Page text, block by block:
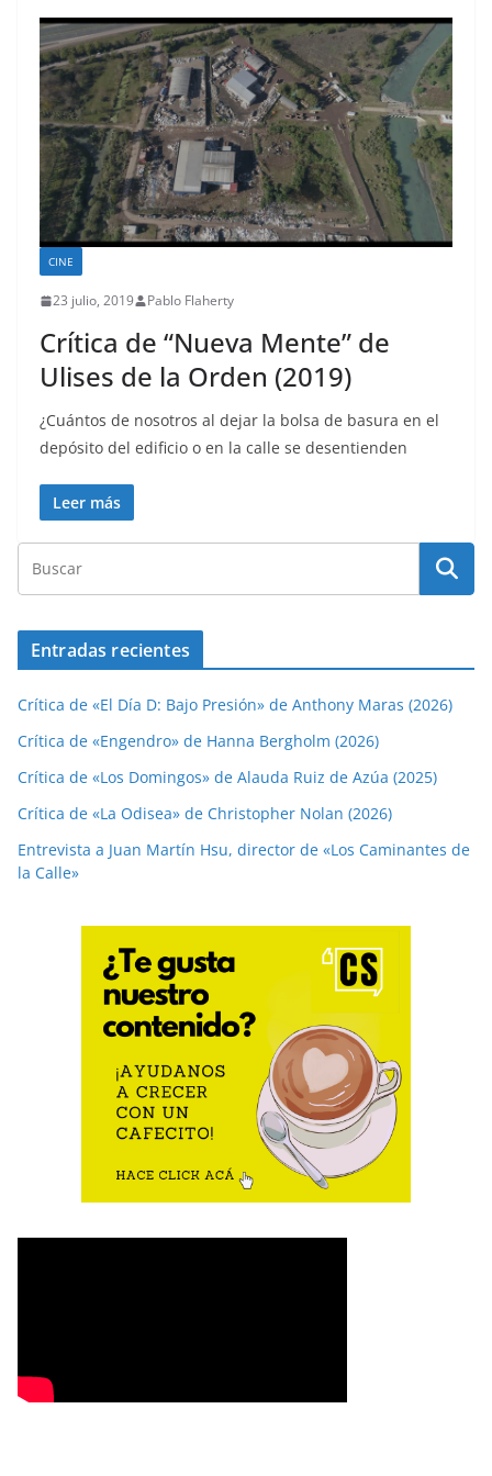
CINE
23 julio, 2019 Pablo Flaherty
Crítica de “Nueva Mente” de
Ulises de la Orden (2019)
¿Cuántos de nosotros al dejar la bolsa de basura en el
depósito del edificio o en la calle se desentienden
Leer más
Entradas recientes
Crítica de «El Día D: Bajo Presión» de Anthony Maras (2026)
Crítica de «Engendro» de Hanna Bergholm (2026)
Crítica de «Los Domingos» de Alauda Ruiz de Azúa (2025)
Crítica de «La Odisea» de Christopher Nolan (2026)
Entrevista a Juan Martín Hsu, director de «Los Caminantes de
la Calle»